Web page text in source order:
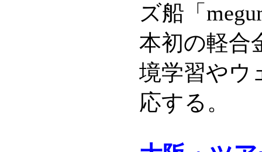
ズ船「
本初の軽合
境学習やウ
応する。